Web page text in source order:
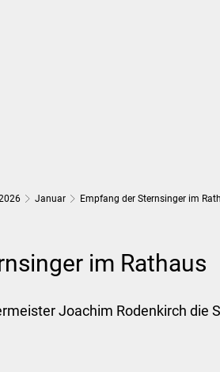
Januar Empfang der Sternsinger im
im Rathaus
Joachim Rodenkirch die